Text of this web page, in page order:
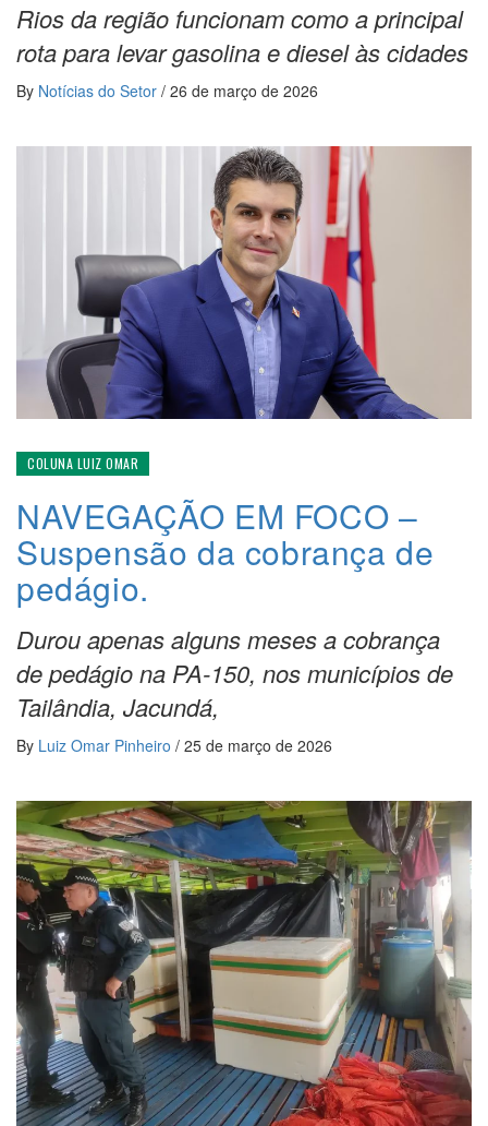
Rios da região funcionam como a principal
rota para levar gasolina e diesel às cidades
By Notícias do Setor / 26 de março de 2026
COLUNA LUIZ OMAR
NAVEGAÇÃO EM FOCO –
Suspensão da cobrança de
pedágio.
Durou apenas alguns meses a cobrança
de pedágio na PA-150, nos municípios de
Tailândia, Jacundá,
By Luiz Omar Pinheiro / 25 de março de 2026